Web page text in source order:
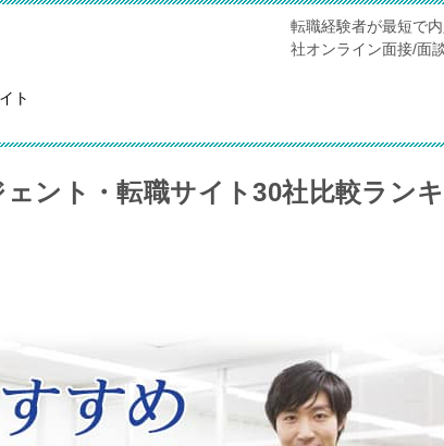
転職経験者が最短で
社オンライン面接/面
ト
ント・転職サイト30社比較ラン